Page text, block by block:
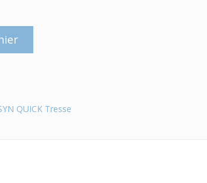
QUICK Tresse